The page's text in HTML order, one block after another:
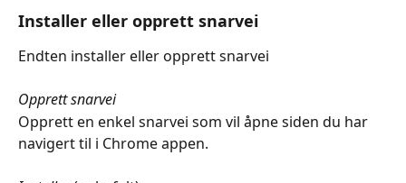
Installer eller opprett snarvei
Endten installer eller opprett snarvei
Opprett snarvei
Opprett en enkel snarvei som vil åpne siden du har
navigert til i Chrome appen.